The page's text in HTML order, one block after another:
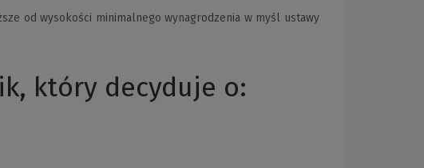
od wysokości minimalnego wynagrodzenia w myśl ustawy
który decyduje o: